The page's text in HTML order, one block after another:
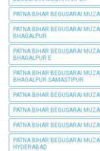
PATNA BIHAR BEGUSARAI
PATNA BIHAR BEGUSARAI
BHAGALPUR
PATNA BIHAR BEGUSARAI
BHAGALPUR E
PATNA BIHAR BEGUSARAI
BHAGALPUR SAMASTIPUR
PATNA BIHAR BEGUSARAI
PATNA BIHAR BEGUSARAI
PATNA BIHAR BEGUSARAI
PATNA BIHAR BEGUSARAI
HYDERABAD